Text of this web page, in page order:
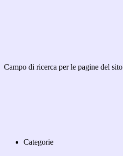
Campo di ricerca per le pagine del sito
Categorie